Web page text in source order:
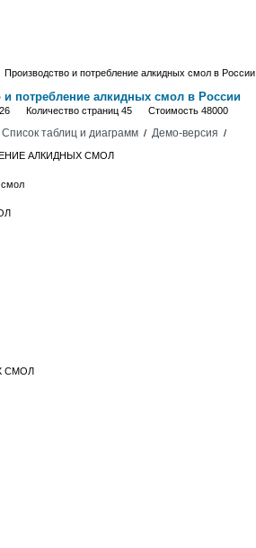
и потребление алкидных смол в России
и потребление алкидных смол в России
Количество страниц 45 Стоимость 48000
Список таблиц и диаграмм/ Демо-версия /
АЛКИДНЫХ СМОЛ
смол
СМОЛ